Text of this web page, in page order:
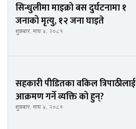
सिन्धुलीमा माइक्रो बस दुर्घटनामा १
जनाको मृत्यु, १२ जना घाइते
शुक्रबार, माघ ४, २०८१
सहकारी पीडितका वकिल त्रिपाठीलाई
आक्रमण गर्ने व्यक्ति को हुन्?
शुक्रबार, माघ ४, २०८१